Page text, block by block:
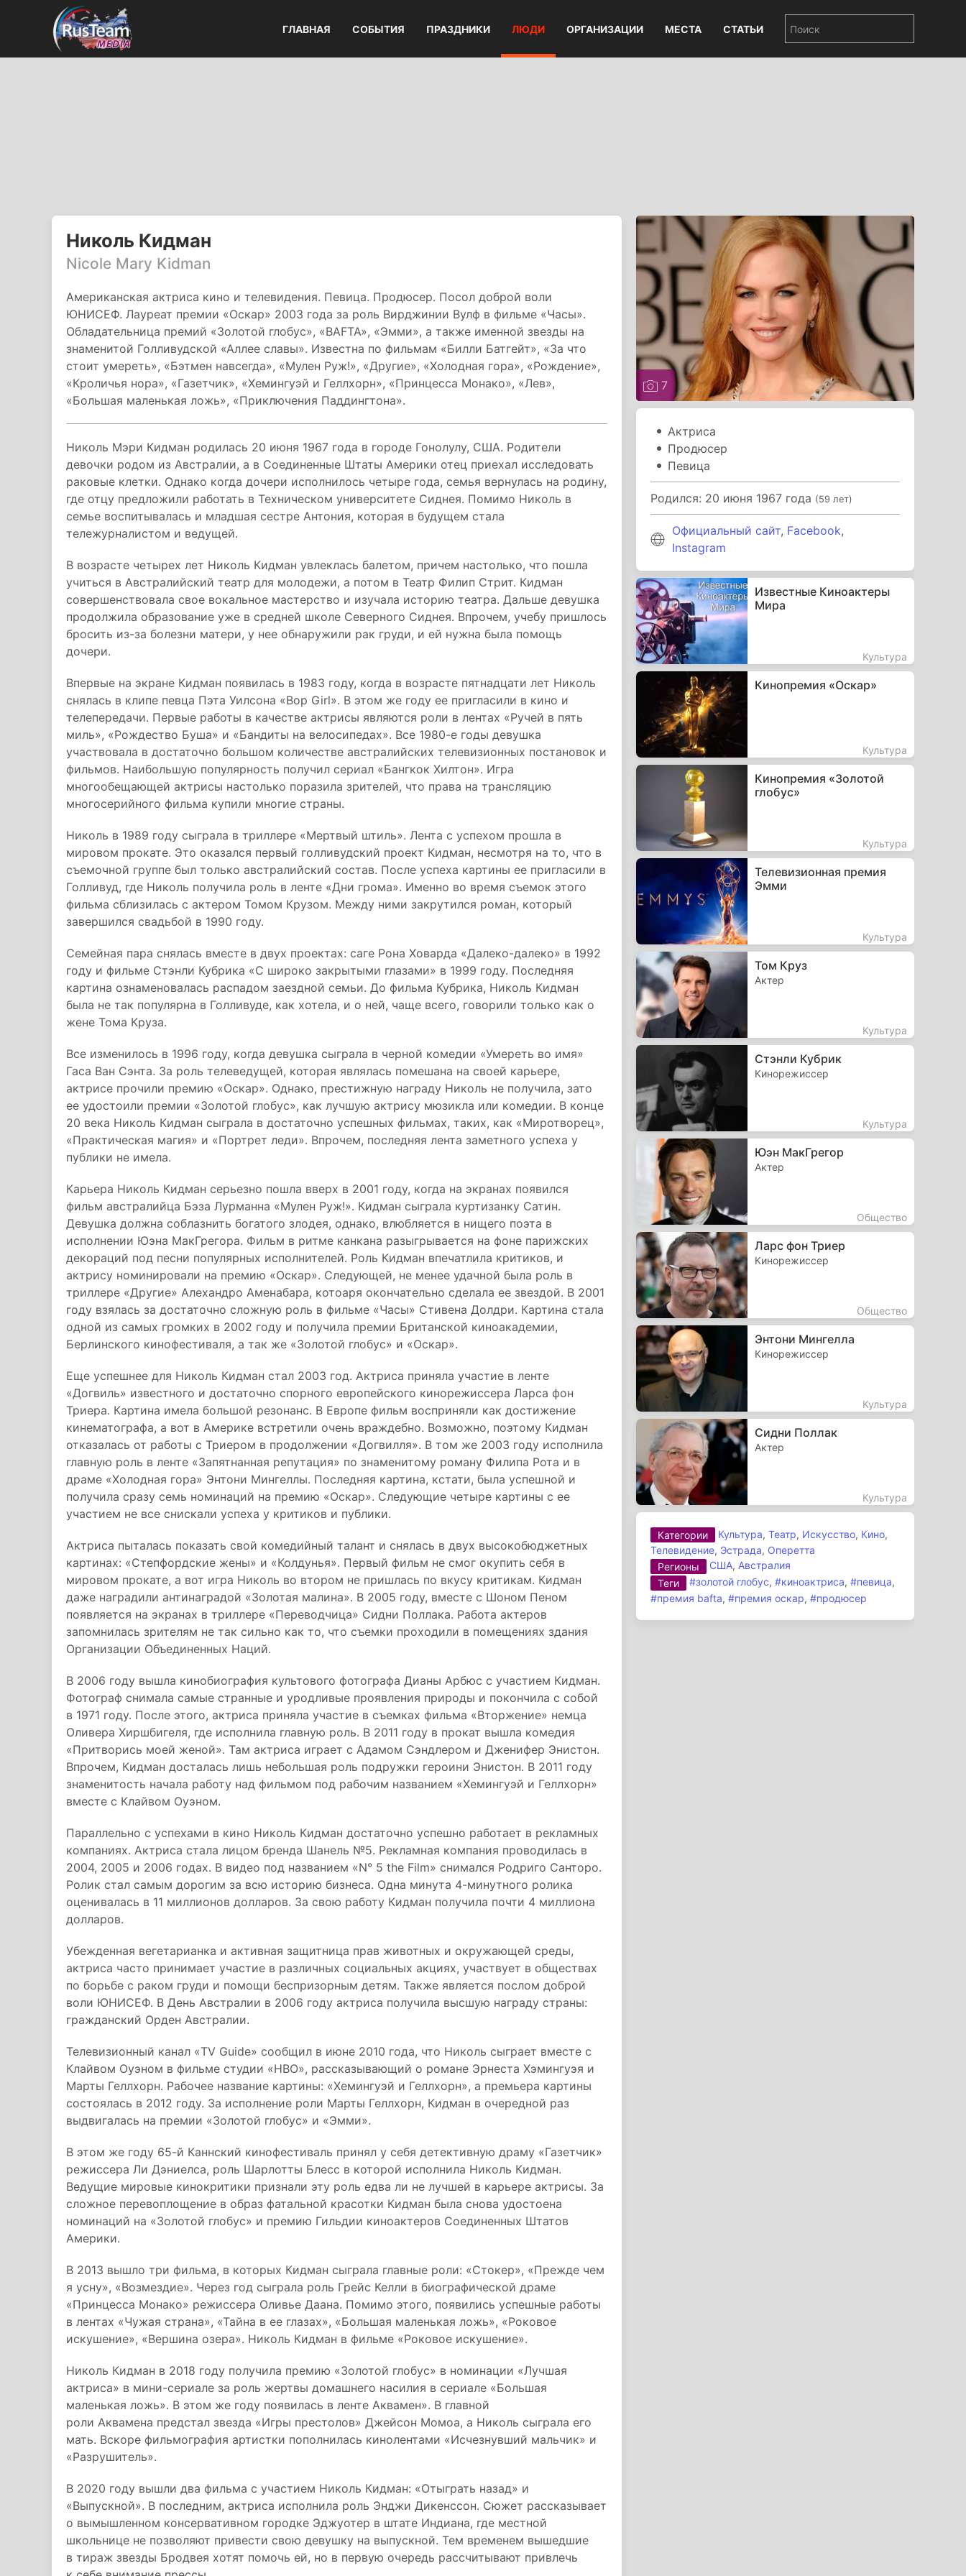
ГЛАВНАЯ СОБЫТИЯ ПРАЗДНИКИ ЛЮДИ ОРГАНИЗАЦИИ МЕСТА СТАТЬИ
Николь Кидман
Nicole Mary Kidman
Американская актриса кино и телевидения. Певица. Продюсер. Посол доброй воли
ЮНИСЕФ. Лауреат премии «Оскар» 2003 года за роль Вирджинии Вулф в фильме «Часы».
Обладательница премий «Золотой глобус», «BAFTA», «Эмми», а также именной звезды на
знаменитой Голливудской «Аллее славы». Известна по фильмам «Билли Батгейт», «За что
стоит умереть», «Бэтмен навсегда», «Мулен Руж!», «Другие», «Холодная гора», «Рождение»,
«Кроличья нора», «Газетчик», «Хемингуэй и Геллхорн», «Принцесса Монако», «Лев»,
«Большая маленькая ложь», «Приключения Паддингтона».
Николь Мэри Кидман родилась 20 июня 1967 года в городе Гонолулу, США. Родители
девочки родом из Австралии, а в Соединенные Штаты Америки отец приехал исследовать
раковые клетки. Однако когда дочери исполнилось четыре года, семья вернулась на родину,
где отцу предложили работать в Техническом университете Сиднея. Помимо Николь в
семье воспитывалась и младшая сестре Антония, которая в будущем стала
тележурналистом и ведущей.
В возрасте четырех лет Николь Кидман увлеклась балетом, причем настолько, что пошла
учиться в Австралийский театр для молодежи, а потом в Театр Филип Стрит. Кидман
совершенствовала свое вокальное мастерство и изучала историю театра. Дальше девушка
продолжила образование уже в средней школе Северного Сиднея. Впрочем, учебу пришлось
бросить из-за болезни матери, у нее обнаружили рак груди, и ей нужна была помощь
дочери.
Впервые на экране Кидман появилась в 1983 году, когда в возрасте пятнадцати лет Николь
снялась в клипе певца Пэта Уилсона «Bop Girl». В этом же году ее пригласили в кино и
телепередачи. Первые работы в качестве актрисы являются роли в лентах «Ручей в пять
миль», «Рождество Буша» и «Бандиты на велосипедах». Все 1980-е годы девушка
участвовала в достаточно большом количестве австралийских телевизионных постановок и
фильмов. Наибольшую популярность получил сериал «Бангкок Хилтон». Игра
многообещающей актрисы настолько поразила зрителей, что права на трансляцию
многосерийного фильма купили многие страны.
Николь в 1989 году сыграла в триллере «Мертвый штиль». Лента с успехом прошла в
мировом прокате. Это оказался первый голливудский проект Кидман, несмотря на то, что в
съемочной группе был только австралийский состав. После успеха картины ее пригласили в
Голливуд, где Николь получила роль в ленте «Дни грома». Именно во время съемок этого
фильма сблизилась с актером Томом Крузом. Между ними закрутился роман, который
завершился свадьбой в 1990 году.
Семейная пара снялась вместе в двух проектах: саге Рона Ховарда «Далеко-далеко» в 1992
году и фильме Стэнли Кубрика «С широко закрытыми глазами» в 1999 году. Последняя
картина ознаменовалась распадом заездной семьи. До фильма Кубрика, Николь Кидман
была не так популярна в Голливуде, как хотела, и о ней, чаще всего, говорили только как о
жене Тома Круза.
Все изменилось в 1996 году, когда девушка сыграла в черной комедии «Умереть во имя»
Гаса Ван Сэнта. За роль телеведущей, которая являлась помешана на своей карьере,
актрисе прочили премию «Оскар». Однако, престижную награду Николь не получила, зато
ее удостоили премии «Золотой глобус», как лучшую актрису мюзикла или комедии. В конце
20 века Николь Кидман сыграла в достаточно успешных фильмах, таких, как «Миротворец»,
«Практическая магия» и «Портрет леди». Впрочем, последняя лента заметного успеха у
публики не имела.
Карьера Николь Кидман серьезно пошла вверх в 2001 году, когда на экранах появился
фильм австралийца Бэза Лурманна «Мулен Руж!». Кидман сыграла куртизанку Сатин.
Девушка должна соблазнить богатого злодея, однако, влюбляется в нищего поэта в
исполнении Юэна МакГрегора. Фильм в ритме канкана разыгрывается на фоне парижских
декораций под песни популярных исполнителей. Роль Кидман впечатлила критиков, и
актрису номинировали на премию «Оскар». Следующей, не менее удачной была роль в
триллере «Другие» Алехандро Аменабара, котоаря окончательно сделала ее звездой. В 2001
году взялась за достаточно сложную роль в фильме «Часы» Стивена Долдри. Картина стала
одной из самых громких в 2002 году и получила премии Британской киноакадемии,
Берлинского кинофестиваля, а так же «Золотой глобус» и «Оскар».
Еще успешнее для Николь Кидман стал 2003 год. Актриса приняла участие в ленте
«Догвиль» известного и достаточно спорного европейского кинорежиссера Ларса фон
Триера. Картина имела большой резонанс. В Европе фильм восприняли как достижение
кинематографа, а вот в Америке встретили очень враждебно. Возможно, поэтому Кидман
отказалась от работы с Триером в продолжении «Догвилля». В том же 2003 году исполнила
главную роль в ленте «Запятнанная репутация» по знаменитому роману Филипа Рота и в
драме «Холодная гора» Энтони Мингеллы. Последняя картина, кстати, была успешной и
получила сразу семь номинаций на премию «Оскар». Следующие четыре картины с ее
участием не все снискали успеха у критиков и публики.
Актриса пыталась показать свой комедийный талант и снялась в двух высокобюджетных
картинах: «Степфордские жены» и «Колдунья». Первый фильм не смог окупить себя в
мировом прокате, а вот игра Николь во втором не пришлась по вкусу критикам. Кидман
даже наградили антинаградой «Золотая малина». В 2005 году, вместе с Шоном Пеном
появляется на экранах в триллере «Переводчица» Сидни Поллака. Работа актеров
запомнилась зрителям не так сильно как то, что съемки проходили в помещениях здания
Организации Объединенных Наций.
В 2006 году вышла кинобиография культового фотографа Дианы Арбюс с участием Кидман.
Фотограф снимала самые странные и уродливые проявления природы и покончила с собой
в 1971 году. После этого, актриса приняла участие в съемках фильма «Вторжение» немца
Оливера Хиршбигеля, где исполнила главную роль. В 2011 году в прокат вышла комедия
«Притворись моей женой». Там актриса играет с Адамом Сэндлером и Дженифер Энистон.
Впрочем, Кидман досталась лишь небольшая роль подружки героини Энистон. В 2011 году
знаменитость начала работу над фильмом под рабочим названием «Хемингуэй и Геллхорн»
вместе с Клайвом Оуэном.
Параллельно с успехами в кино Николь Кидман достаточно успешно работает в рекламных
компаниях. Актриса стала лицом бренда Шанель №5. Рекламная компания проводилась в
2004, 2005 и 2006 годах. В видео под названием «N° 5 the Film» снимался Родриго Санторо.
Ролик стал самым дорогим за всю историю бизнеса. Одна минута 4-минутного ролика
оценивалась в 11 миллионов долларов. За свою работу Кидман получила почти 4 миллиона
долларов.
Убежденная вегетарианка и активная защитница прав животных и окружающей среды,
актриса часто принимает участие в различных социальных акциях, участвует в обществах
по борьбе с раком груди и помощи беспризорным детям. Также является послом доброй
воли ЮНИСЕФ. В День Австралии в 2006 году актриса получила высшую награду страны:
гражданский Орден Австралии.
Телевизионный канал «TV Guide» сообщил в июне 2010 года, что Николь сыграет вместе с
Клайвом Оуэном в фильме студии «HBO», рассказывающий о романе Эрнеста Хэмингуэя и
Марты Геллхорн. Рабочее название картины: «Хемингуэй и Геллхорн», а премьера картины
состоялась в 2012 году. За исполнение роли Марты Геллхорн, Кидман в очередной раз
выдвигалась на премии «Золотой глобус» и «Эмми».
В этом же году 65-й Каннский кинофестиваль принял у себя детективную драму «Газетчик»
режиссера Ли Дэниелса, роль Шарлотты Блесс в которой исполнила Николь Кидман.
Ведущие мировые кинокритики признали эту роль едва ли не лучшей в карьере актрисы. За
сложное перевоплощение в образ фатальной красотки Кидман была снова удостоена
номинаций на «Золотой глобус» и премию Гильдии киноактеров Соединенных Штатов
Америки.
В 2013 вышло три фильма, в которых Кидман сыграла главные роли: «Стокер», «Прежде чем
я усну», «Возмездие». Через год сыграла роль Грейс Келли в биографической драме
«Принцесса Монако» режиссера Оливье Даана. Помимо этого, появились успешные работы
в лентах «Чужая страна», «Тайна в ее глазах», «Большая маленькая ложь», «Роковое
искушение», «Вершина озера». Николь Кидман в фильме «Роковое искушение».
Николь Кидман в 2018 году получила премию «Золотой глобус» в номинации «Лучшая
актриса» в мини-сериале за роль жертвы домашнего насилия в сериале «Большая
маленькая ложь». В этом же году появилась в ленте Аквамен». В главной
роли Аквамена предстал звезда «Игры престолов» Джейсон Момоа, а Николь сыграла его
мать. Вскоре фильмография артистки пополнилась кинолентами «Исчезнувший мальчик» и
«Разрушитель».
В 2020 году вышли два фильма с участием Николь Кидман: «Отыграть назад» и
«Выпускной». В последним, актриса исполнила роль Энджи Дикенссон. Сюжет рассказывает
о вымышленном консервативном городке Эджуотер в штате Индиана, где местной
школьнице не позволяют привести свою девушку на выпускной. Тем временем вышедшие
в тираж звезды Бродвея хотят помочь ей, но в первую очередь рассчитывают привлечь
7
Актриса
Продюсер
Певица
Родился: 20 июня 1967 года (59 лет)
Официальный сайт, Facebook,
Instagram
Известные Киноактеры
Мира
Культура
Кинопремия «Оскар»
Культура
Кинопремия «Золотой
глобус»
Культура
Телевизионная премия
Эмми
Культура
Том Круз
Актер
Культура
Стэнли Кубрик
Кинорежиссер
Культура
Юэн МакГрегор
Актер
Общество
Ларс фон Триер
Кинорежиссер
Общество
Энтони Мингелла
Кинорежиссер
Культура
Сидни Поллак
Актер
Культура
Категории Культура,Театр, Искусство, Кино,
Телевидение, Эстрада, Оперетта
Регионы
США, Австралия
Теги
#золотой глобус,#киноактриса,#певица,
#премия bafta,#премия оскар,#продюсер